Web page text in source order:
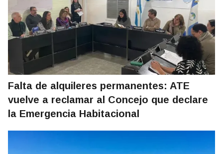
Falta de alquileres permanentes: ATE
vuelve a reclamar al Concejo que declare
la Emergencia Habitacional